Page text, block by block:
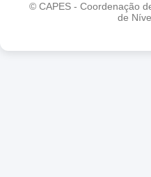
© CAPES - Coordenação
de